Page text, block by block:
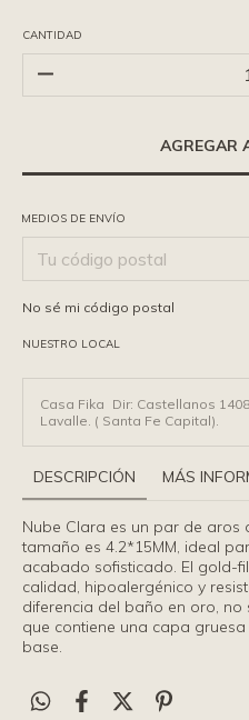
CANTIDAD
MEDIOS DE ENVÍO
No sé mi código postal
NUESTRO LOCAL
Casa Fika Dir: Castellanos
Lavalle. ( Santa Fe Capital).
DESCRIPCIÓN MÁS
Nube Clara es un par de
tamaño es 4.2*15MM, ideal
acabado sofisticado. El gold-
calidad, hipoalergénico y
diferencia del baño en oro,
que contiene una capa
base.